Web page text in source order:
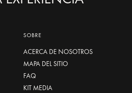
SOBRE
ACERCA DE NOSOTROS
MAPA DEL SITIO
FAQ
KIT MEDIA